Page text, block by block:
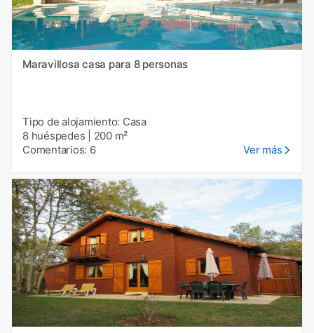
Maravillosa casa para 8 personas
Tipo de alojamiento: Casa
8 huéspedes
200 m²
Comentarios: 6
Ver más